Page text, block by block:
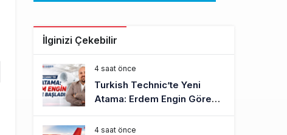
İlginizi Çekebilir
4 saat önce
Turkish Technic’te Yeni
Atama: Erdem Engin Göreve
Başladı
4 saat önce